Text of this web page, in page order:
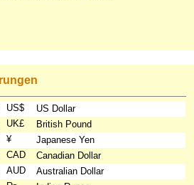
US$
US Dollar
UK£
British Pound
¥
Japanese Yen
CAD
Canadian Dollar
AUD
Australian Dollar